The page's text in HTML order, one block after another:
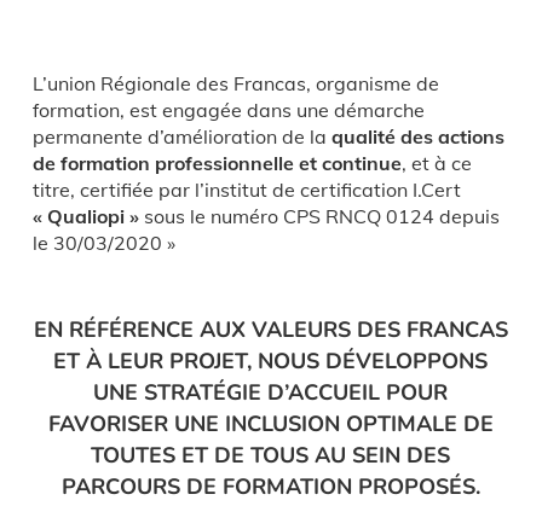
L’union Régionale des Francas, organisme de
formation, est engagée dans une démarche
permanente d’amélioration de la qualité des actions
de formation professionnelle et continue, et à ce
titre, certifiée par l’institut de certification I.Cert
« Qualiopi »sous le numéro CPS RNCQ 0124 depuis
le 30/03/2020 »
EN RÉFÉRENCE AUX VALEURS DES FRANCAS
ET À LEUR PROJET, NOUS DÉVELOPPONS
UNE STRATÉGIE D’ACCUEIL POUR
FAVORISER UNE INCLUSION OPTIMALE DE
TOUTES ET DE TOUS AU SEIN DES
PARCOURS DE FORMATION PROPOSÉS.